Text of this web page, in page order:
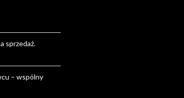
sprzedaż.
– wspólny